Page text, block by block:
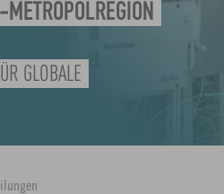
GLOBALE